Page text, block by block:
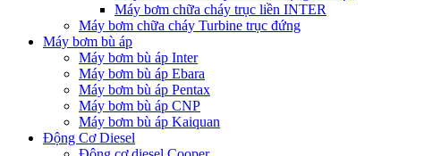
Máy bơm chữa cháy trục liền INTER
Máy bơm chữa cháy Turbine trục đứng
Máy bơm bù áp
Máy bơm bù áp Inter
Máy bơm bù áp Ebara
Máy bơm bù áp Pentax
Máy bơm bù áp CNP
Máy bơm bù áp Kaiquan
Động Cơ Diesel